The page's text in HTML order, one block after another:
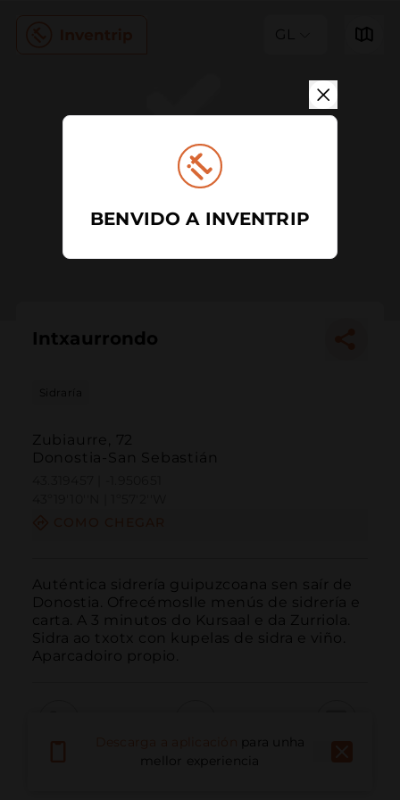
GL
Intxaurrondo
Sidraría
Zubiaurre, 72
Donostia-San Sebastián
Auténtica sidrería guipuzcoana sen saír de
Donostia. Ofrecémoslle menús de sidrería e
carta. A 3 minutos do Kursaal e da Zurriola.
Sidra ao txotx con kupelas de sidra e viño.
Aparcadoiro propio.
Correo electrónico
para unha
mellor experiencia
BENVIDO A INVENTRIP